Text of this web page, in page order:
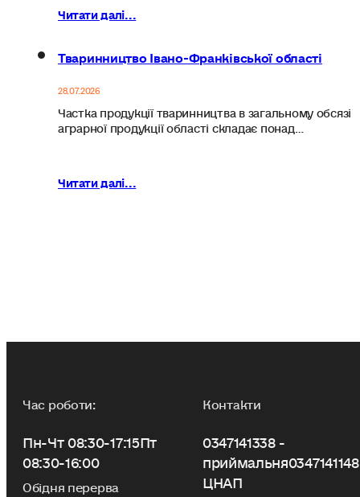
Читати далі...
Тваринництво Івано-Франківської області
28.07.2026
Частка продукції тваринництва в загальному обсязі
аграрної продукції області складає понад…
Читати далі...
Час роботи:
Пн-Чт 08:30-17:15Пт
08:30-16:00
Обідня перерва
Контакти
0347141338 -
приймальня
ЦНАП